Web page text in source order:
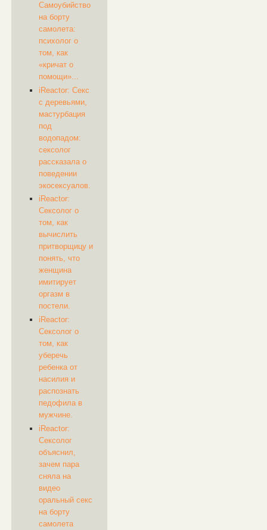
Самоубийство
на борту
самолета:
психолог о
том, как
«кричат о
помощи»...
iReactor: Секс
с деревьями,
мастурбация
под
водопадом:
сексолог
рассказала о
поведении
экосексуалов.
iReactor:
Сексолог о
том, как
вычислить
притворщицу и
понять, что
женщина
имитирует
оргазм в
постели.
iReactor:
Сексолог о
том, как
уберечь
ребенка от
насилия и
распознать
педофила в
мужчине.
iReactor:
Сексолог
объяснил,
зачем пара
сняла на
видео
оральный секс
на борту
самолета